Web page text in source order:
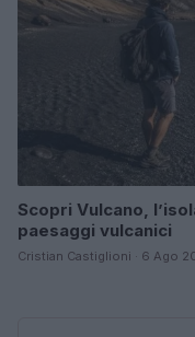
Scopri Vulcano,
paesaggi vulcanici
Cristian Castiglioni · 6 Ago